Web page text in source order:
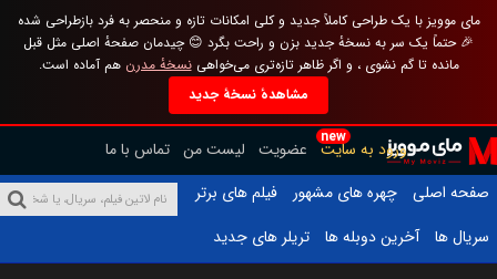
مای موویز با یک طراحی کاملاً جدید و کلی امکانات تازه و منحصر به فرد بازطراحی شده
🎉 حتماً یک سر به نسخهٔ جدید بزن و راحت بگرد 😊 چیدمان صفحهٔ اصلی مثل قبل
مانده تا گم نشوی ، و اگر ظاهر تازه‌تری می‌خواهینسخهٔ مدرن هم آماده است.
مشاهدهٔ نسخهٔ جدید
new
ورود به سایت عضویت لیست من تماس با ما
صفحه اصلی
چهره های مشهور
فیلم های برتر
سریال ها
آخرین دوبله ها تریلر های جدید